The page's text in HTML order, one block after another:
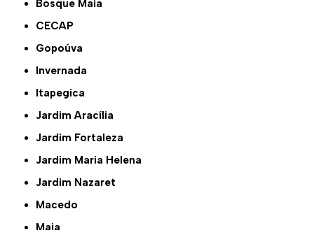
Bosque Maia
CECAP
Gopoúva
Invernada
Itapegica
Jardim Aracília
Jardim Fortaleza
Jardim Maria Helena
Jardim Nazaret
Macedo
Maia